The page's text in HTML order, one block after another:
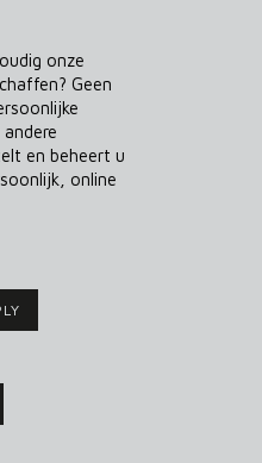
onze
Geen
en beheert u
online